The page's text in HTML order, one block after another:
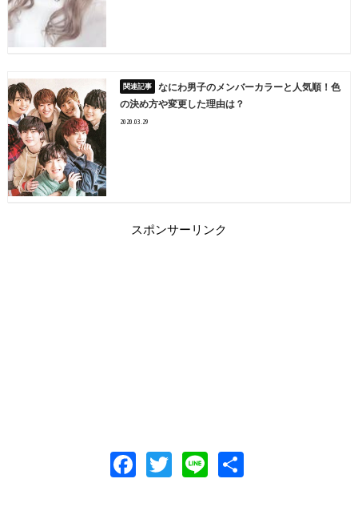
なにわ男子のメンバーカラーと人気順！色
の決め方や変更した理由は？
2020.03.29
スポンサーリンク
F
T
Li 共